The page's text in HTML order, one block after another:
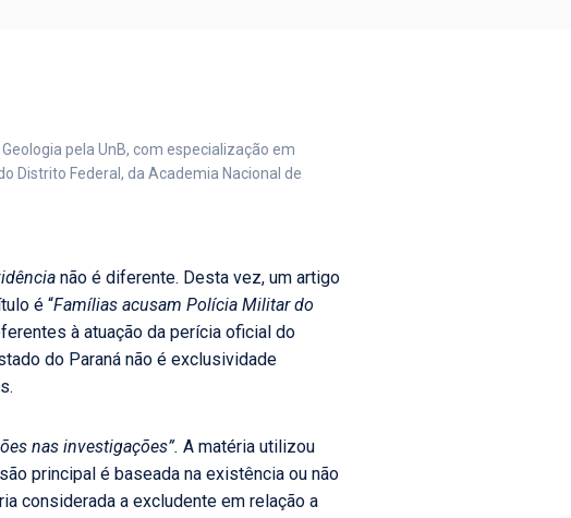
pela UnB, com especialização em
Distrito Federal, da Academia Nacional de
não é diferente. Desta vez, um artigo
é “Famílias acusam Polícia Militar do
à atuação da perícia oficial do
do Paraná não é exclusividade
nas investigações”. A matéria utilizou
principal é baseada na existência ou não
considerada a excludente em relação a